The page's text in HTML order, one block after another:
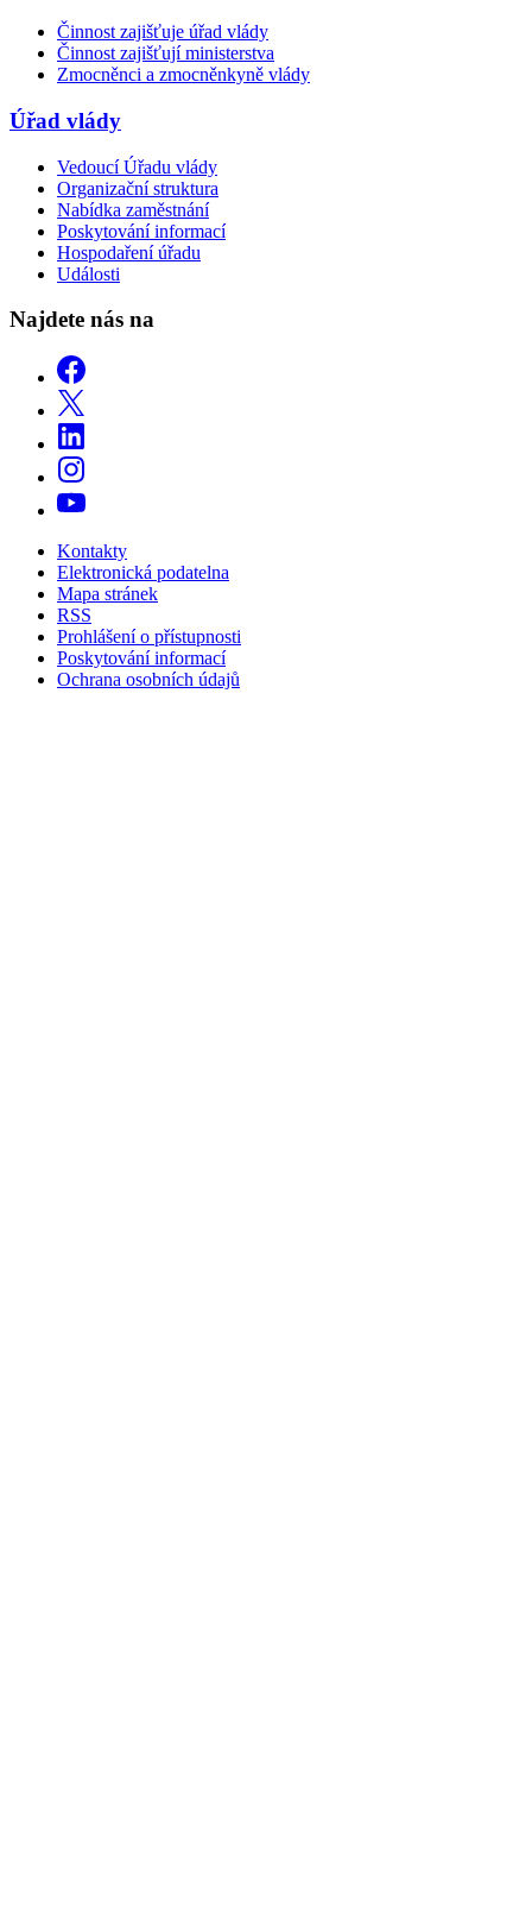
Činnost zajišťuje úřad vlády
Činnost zajišťují ministerstva
Zmocněnci a zmocněnkyně vlády
Úřad vlády
Vedoucí Úřadu vlády
Organizační struktura
Nabídka zaměstnání
Poskytování informací
Hospodaření úřadu
Události
Najdete nás na
Kontakty
Elektronická podatelna
Mapa stránek
RSS
Prohlášení o přístupnosti
Poskytování informací
Ochrana osobních údajů